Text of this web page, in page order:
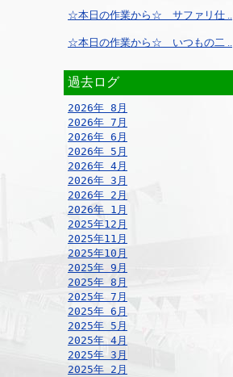
☆本日の作業から☆ サファリ仕 ..
☆本日の作業から☆ いつもの二 ..
過去ログ
2026年 8月
2026年 7月
2026年 6月
2026年 5月
2026年 4月
2026年 3月
2026年 2月
2026年 1月
2025年12月
2025年11月
2025年10月
2025年 9月
2025年 8月
2025年 7月
2025年 6月
2025年 5月
2025年 4月
2025年 3月
2025年 2月